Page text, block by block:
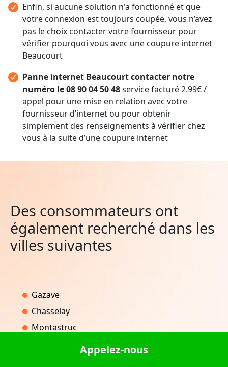
Enfin, si aucune solution n'a fonctionné et que
votre connexion est toujours coupée, vous n’avez
pas le choix contacter votre fournisseur pour
vérifier pourquoi vous avec une coupure internet
Beaucourt
Panne internet Beaucourt contacter notre
numéro le 08 90 04 50 48service facturé 2.99€ /
appel pour une mise en relation avec votre
fournisseur d’internet ou pour obtenir
simplement des renseignements à vérifier chez
vous à la suite d’une coupure internet
Des consommateurs ont
également recherché dans les
villes suivantes
Gazave
Chasselay
Montastruc
Appelez-nous